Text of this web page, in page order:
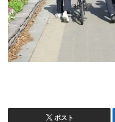
ポスト